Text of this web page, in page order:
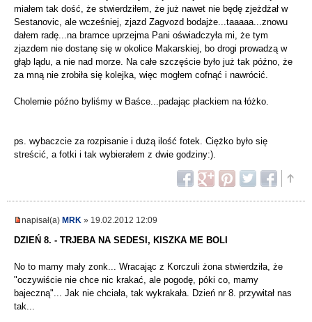
miałem tak dość, że stwierdziłem, że już nawet nie będę zjeżdżał w
Sestanovic, ale wcześniej, zjazd Zagvozd bodajże...taaaaa...znowu
dałem radę...na bramce uprzejma Pani oświadczyła mi, że tym
zjazdem nie dostanę się w okolice Makarskiej, bo drogi prowadzą w
głąb lądu, a nie nad morze. Na całe szczęście było już tak późno, że
za mną nie zrobiła się kolejka, więc mogłem cofnąć i nawrócić.
Cholernie późno byliśmy w Baśce...padając plackiem na łóżko.
ps. wybaczcie za rozpisanie i dużą ilość fotek. Ciężko było się
streścić, a fotki i tak wybierałem z dwie godziny:).
napisał(a) MRK » 19.02.2012 12:09
DZIEŃ 8. - TRJEBA NA SEDESI, KISZKA ME BOLI
No to mamy mały zonk... Wracając z Korczuli żona stwierdziła, że
"oczywiście nie chce nic krakać, ale pogodę, póki co, mamy
bajeczną"... Jak nie chciała, tak wykrakała. Dzień nr 8. przywitał nas
tak...